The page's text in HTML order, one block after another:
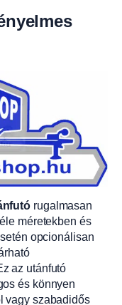
rugalmasan
méretekben és
opcionálisan
az utánfutó
és könnyen
vagy szabadidős